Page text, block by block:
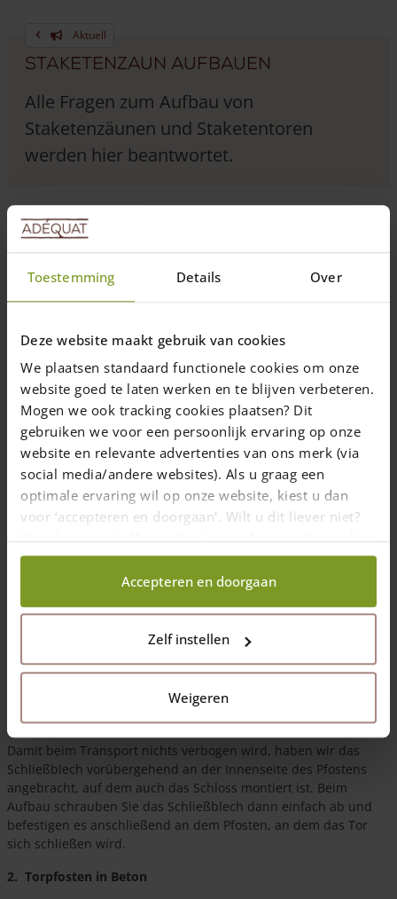
Toestemming Details Over
Deze website maakt gebruik van cookies
We plaatsen standaard functionele cookies om onze
website goed te laten werken en te blijven verbeteren.
Mogen we ook tracking cookies plaatsen? Dit
gebruiken we voor een persoonlijk ervaring op onze
website en relevante advertenties van ons merk (via
social media/andere websites). Als u graag een
optimale ervaring wil op onze website, kiest u dan
voor ‘accepteren en doorgaan'. Wilt u dit liever niet?
Kies dan voor ‘zelf instellen’ en geef aan welke cookies
wij wel mogen verzamelen.
Accepteren en doorgaan
Zelf instellen
Weigeren
Aktuell
Staketenzaun aufbauen
Alle Fragen zum Aufbau von
Staketenzäunen und Staketentoren
werden hier beantwortet.
16 November 2021
Staketenzaun aufbauen: Alle Antworten in einer Zeichnung!
Torpfosten
Unsere Staketentore werden inklusive Torpfosten aus
Kastanienholz mit einem Durchmesser von 10/12 cm geliefert.
Bei Standardtoren werden die Kloben auf dem rechten
Torpfosten montiert. Auf dem linken Torpfosten wird das
Schließblech angebracht.
Damit beim Transport nichts verbogen wird, haben wir das
Schließblech vorübergehend an der Innenseite des Pfostens
angebracht, auf dem auch das Schloss montiert ist. Beim
Aufbau schrauben Sie das Schließblech dann einfach ab und
befestigen es anschließend an dem Pfosten, an dem das Tor
sich schließen wird.
2. Torpfosten in Beton